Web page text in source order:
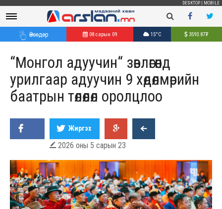
DESKTOP MOBILE
Өнөөдөр 08 сарын 09 15°C 3593.87₮
“Монгол адуучин“ зөвлөгөөнд
урилгаар адуучин 9 хөдөлмөрийн
баатрын төлөөлөл оролцлоо
Жиргэх
 2026 оны 5 сарын 23